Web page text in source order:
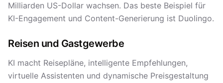
Milliarden US-Dollar wachsen. Das beste Beispiel für
KI-Engagement und Content-Generierung ist Duolingo.
Reisen und Gastgewerbe
KI macht Reisepläne, intelligente Empfehlungen,
virtuelle Assistenten und dynamische Preisgestaltung